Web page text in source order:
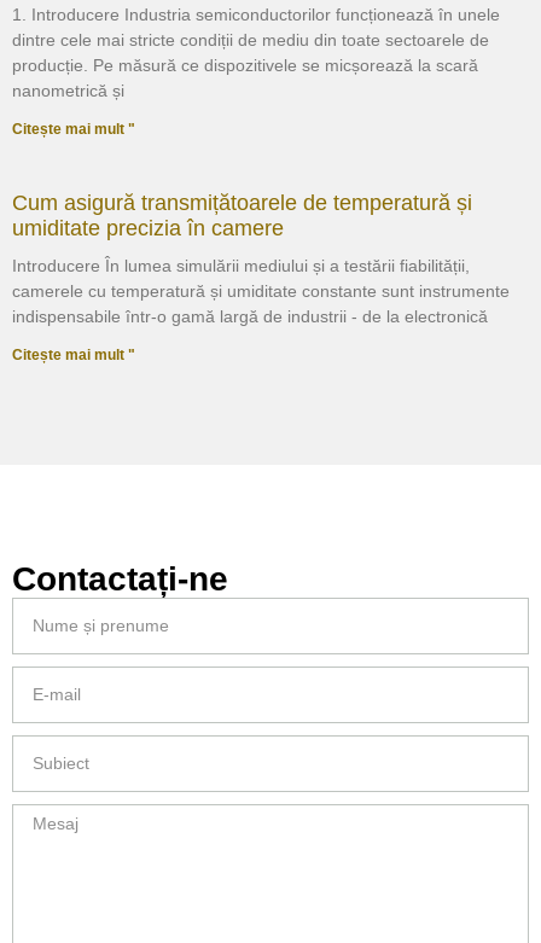
1. Introducere Industria semiconductorilor funcționează în unele
dintre cele mai stricte condiții de mediu din toate sectoarele de
producție. Pe măsură ce dispozitivele se micșorează la scară
nanometrică și
Citește mai mult "
Cum asigură transmițătoarele de temperatură și
umiditate precizia în camere
Introducere În lumea simulării mediului și a testării fiabilității,
camerele cu temperatură și umiditate constante sunt instrumente
indispensabile într-o gamă largă de industrii - de la electronică
Citește mai mult "
Contactați-ne